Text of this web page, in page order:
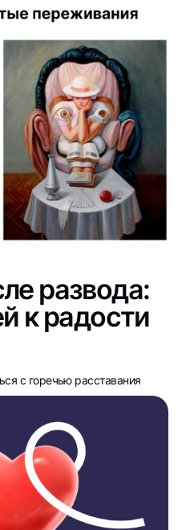
развода:
к радости
с горечью расставания